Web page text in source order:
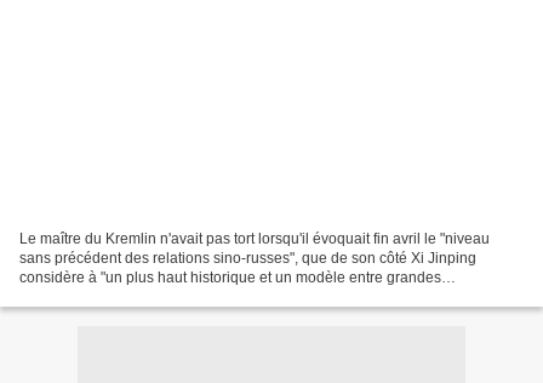
Le maître du Kremlin n'avait pas tort lorsqu'il évoquait fin avril le "niveau
sans précédent des relations sino-russes", que de son côté Xi Jinping
considère à "un plus haut historique et un modèle entre grandes